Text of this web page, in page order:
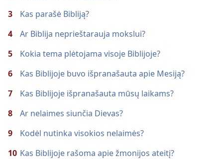
3
Kas parašė Bibliją?
4
Ar Biblija neprieštarauja mokslui?
5
Kokia tema plėtojama visoje Biblijoje?
6
Kas Biblijoje buvo išpranašauta apie Mesiją?
7
Kas Biblijoje išpranašauta mūsų laikams?
8
Ar nelaimes siunčia Dievas?
9
Kodėl nutinka visokios nelaimės?
10 Kas Biblijoje rašoma apie žmonijos ateitį?